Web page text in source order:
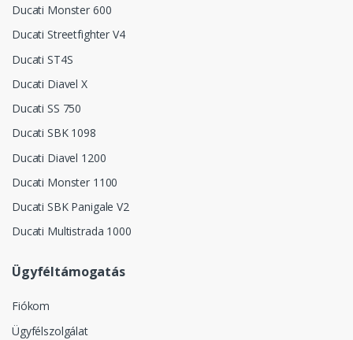
Ducati Monster 600
Ducati Streetfighter V4
Ducati ST4S
Ducati Diavel X
Ducati SS 750
Ducati SBK 1098
Ducati Diavel 1200
Ducati Monster 1100
Ducati SBK Panigale V2
Ducati Multistrada 1000
Ügyféltámogatás
Fiókom
Ügyfélszolgálat